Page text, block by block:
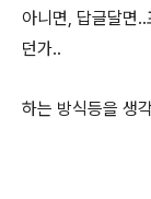
아니면, 답글달면
던가..
하는 방식등을 생